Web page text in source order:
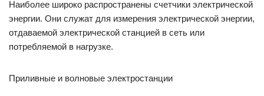
Наиболее широко распространены счетчики электрической
энергии. Они служат для измерения электрической энергии,
отдаваемой электрической станцией в сеть или
потребляемой в нагрузке.
Приливные и волновые электростанции